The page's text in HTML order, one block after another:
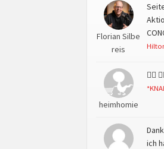
Florian Silbe
reis
heimhomie
👍🏻
ich